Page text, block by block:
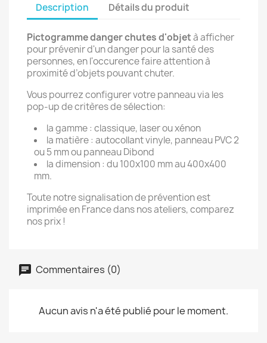
Description Détails du produit
Pictogramme danger chutes d'objetà afficher
pour prévenir d'un danger pour la santé des
personnes, en l'occurence faire attention à
proximité d’objets pouvant chuter.
Vous pourrez configurer votre panneau via les
pop-up de critères de sélection:
la gamme : classique, laser ou xénon
la matière : autocollant vinyle, panneau PVC 2
ou 5 mm ou panneau Dibond
la dimension : du 100x100 mm au 400x400
mm.
Toute notre signalisation de prévention est
imprimée en France dans nos ateliers, comparez
nos prix !
Commentaires (0)
Aucun avis n'a été publié pour le moment.